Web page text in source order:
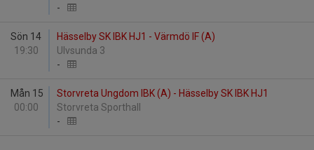
-
Sön 14
19:30
Hässelby SK IBK HJ1 - Värmdö IF (A)
Ulvsunda 3
-
Mån 15
00:00
Storvreta Ungdom IBK (A) - Hässelby SK IBK HJ1
Storvreta Sporthall
-